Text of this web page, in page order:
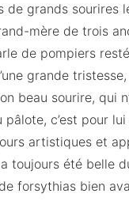
de grands
mère de trois
de pompiers
grande
beau sourire, qui
c’est pour
artistiques et
toujours été belle
forsythias bien